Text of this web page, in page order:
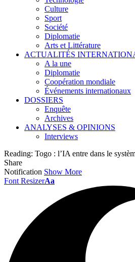
Culture
Sport
Société
Diplomatie
Arts et Littérature
ACTUALITÉS
A la une
Diplomatie
Coopération mondiale
Événements internationaux
DOSSIERS
Enquête
Archives
ANALYSES & OPINIONS
Interviews
Reading: Togo : l’IA entre dans le
Share
Notification Show More
Font ResizerAa